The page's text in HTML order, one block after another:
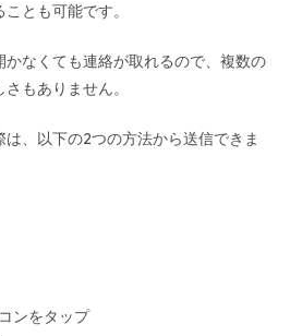
とも可能です。
なくても連絡が取れるので、複数の
もありません。
、以下の2つの方法から送信できま
ンをタップ